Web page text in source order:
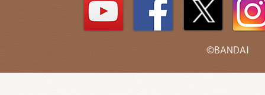
©BANDAI